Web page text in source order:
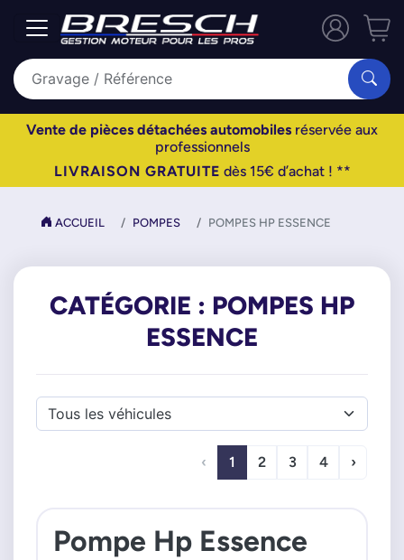
Vente de pièces détachées automobiles réservée aux
professionnels
LIVRAISON GRATUITE dès 15€ d’achat ! **
ACCUEIL POMPES POMPES HP ESSENCE
CATÉGORIE : POMPES HP
ESSENCE
‹ 1 2 3 4 ›
Pompe Hp Essence